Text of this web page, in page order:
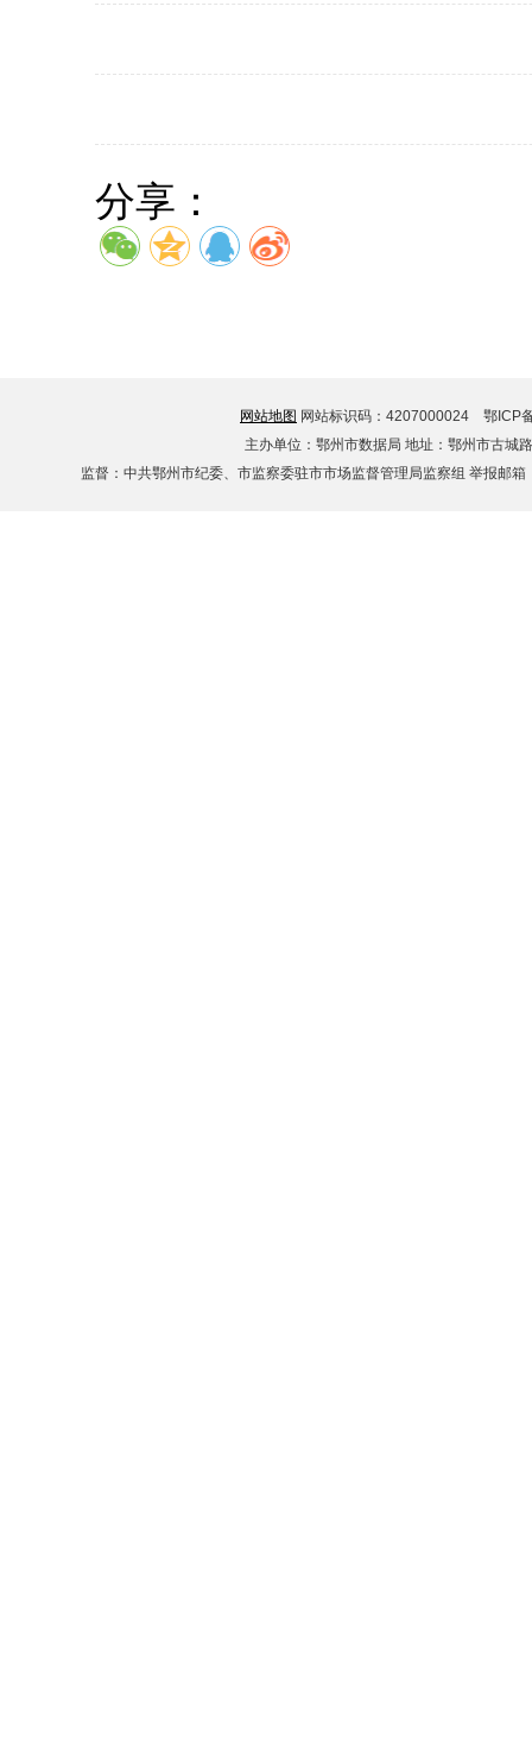
分享：
网站地图 网站标识码：4207000024 鄂ICP
主办单位：鄂州市数据局 地址：鄂州市古城
监督：中共鄂州市纪委、市监察委驻市市场监督管理局监察组 举报邮